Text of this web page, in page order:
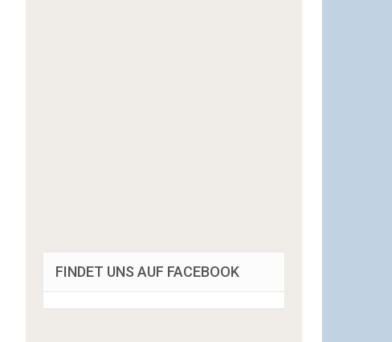
FINDET UNS AUF FACEBOOK